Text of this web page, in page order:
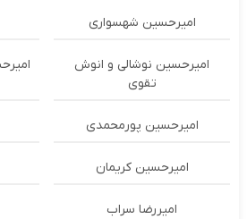
امیرحسین شهسواری
امیرحسین نوشالی و انوش
تقوی
امیرحسین پورمحمدی
امیرحسین کریمان
امیررضا سراب